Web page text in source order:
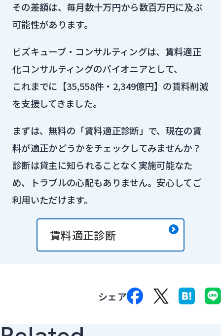
その差額は、毎月数十万円から数百万円に及ぶ
可能性があります。
ビズキューブ・コンサルティングは、賃料適正
化コンサルティングのパイオニアとして、
これまでに【35,558件・2,349億円】の賃料削減
を支援してきました。
まずは、無料の「賃料適正診断」で、現在の賃
料が適正かどうかをチェックしてみませんか？
診断は貸主に知られることなく実施可能なた
め、トラブルの心配もありません。安心してご
利用いただけます。
賃料適正診断
シェア